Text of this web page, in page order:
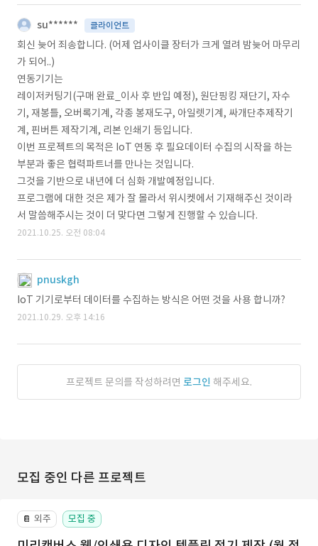
su****** 클라이언트
회신 늦어 죄송합니다. (어제 업사이클 장터가 크게 열려 밤늦어 마무리
가 되어..)
연동기기는
레이저커팅기(구매 완료_이사 후 반입 예정), 원단핑킹 재단기, 자수
기, 재봉틀, 오버록기계, 각종 봉재도구, 아일렛기계, 싸개단추제작기
계, 핀버튼 제작기계, 리본 인쇄기 등입니다.
이번 프로젝트의 목적은 IoT 연동 후 필요데이터 수집의 시작을 하는
부분과 좋은 협력파트너를 만나는 것입니다.
그것을 기반으로 내년에 더 심화 개발예정입니다.
프로그램에 대한 것은 제가 잘 몰라서 위시켓에서 기재해주신 것이라
서 말씀해주시는 것이 더 맞다면 그렇게 진행할 수 있습니다.
2021.10.25. 오전 08:04
pnuskgh
IoT 기기로부터 데이터를 수집하는 방식은 어떤 것을 사용 합니까?
2021.10.29. 오후 14:16
프로젝트 문의를 작성하려면 로그인 해주세요.
모집 중인 다른 프로젝트
📔 외주 모집 중